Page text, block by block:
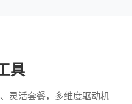
具
灵活套餐，多维度驱动机